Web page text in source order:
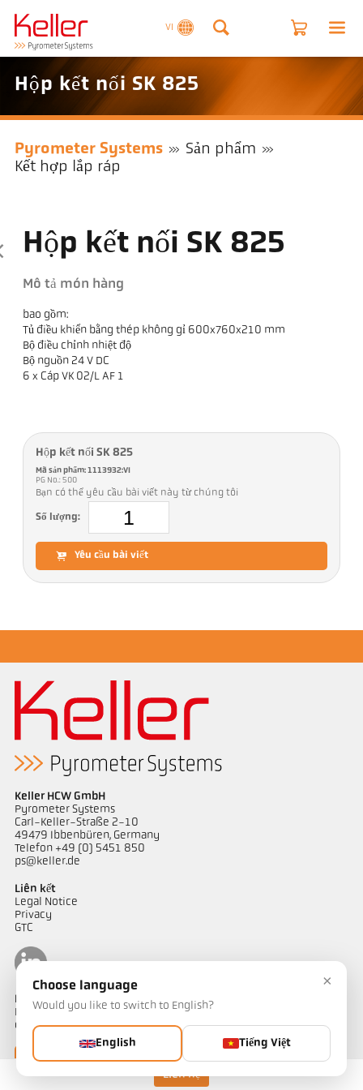
VI
Liên hệ
Hộp kết nối SK 825
Pyrometer Systems
Sản phẩm
Kết hợp lắp ráp
Hộp kết nối SK 825
Mô tả món hàng
bao gồm:
Tủ điều khiển bằng thép không gỉ 600x760x210 mm
Bộ điều chỉnh nhiệt độ
Bộ nguồn 24 V DC
6 x Cáp VK 02/L AF 1
Hộp kết nối SK 825
Mã sản phẩm: 1113932:VI
PG No.: 500
Bạn có thể yêu cầu bài viết này từ chúng tôi
Số lượng:
Yêu cầu bài viết
Keller HCW GmbH
Pyrometer Systems
Carl-Keller-Straße 2-10
49479 Ibbenbüren, Germany
Telefon +49 (0) 5451 850
ps@keller.de
Liên kết
Legal Notice
Privacy
GTC
Liên hệ
Bạn có câu hỏi về các giải pháp đo nhiệt độ của chúng tôi? Đội ngũ
của chúng tôi sẵn sàng hỗ trợ bạn.
Liên hệ ngay
×
Choose language
Would you like to switch to English?
English Tiếng Việt